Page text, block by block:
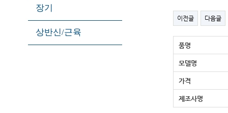
장기
상반신/근육
이전글 다음글
품명
모델명
가격
제조사명